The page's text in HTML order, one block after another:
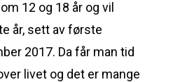
12 og 18 år og vil
år, sett av første
2017. Da får man tid
livet og det er mange